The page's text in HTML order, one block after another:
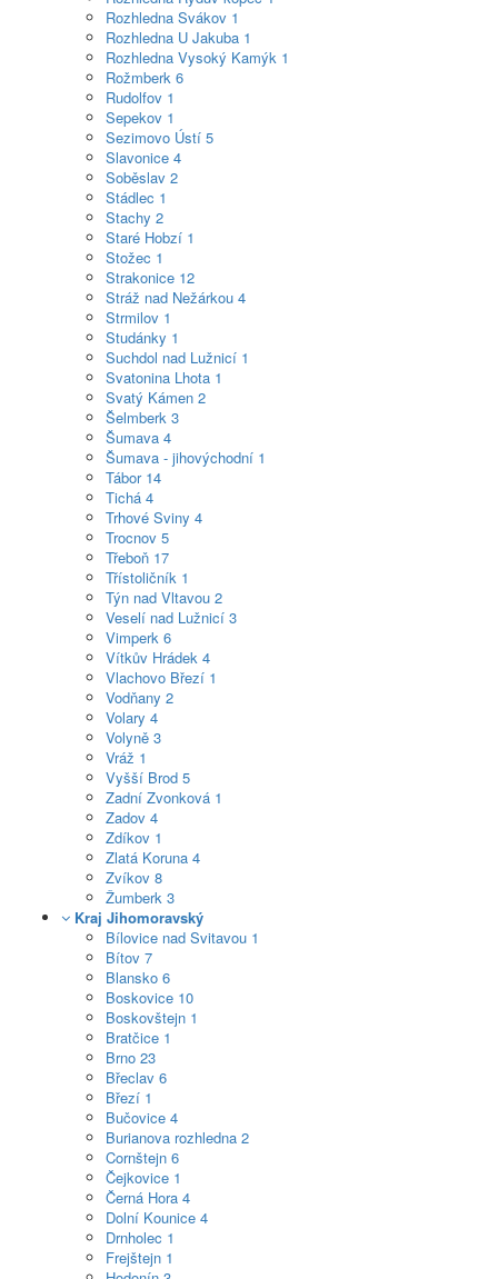
Rozhledna Svákov 1
Rozhledna U Jakuba 1
Rozhledna Vysoký Kamýk 1
Rožmberk 6
Rudolfov 1
Sepekov 1
Sezimovo Ústí 5
Slavonice 4
Soběslav 2
Stádlec 1
Stachy 2
Staré Hobzí 1
Stožec 1
Strakonice 12
Stráž nad Nežárkou 4
Strmilov 1
Studánky 1
Suchdol nad Lužnicí 1
Svatonina Lhota 1
Svatý Kámen 2
Šelmberk 3
Šumava 4
Šumava - jihovýchodní 1
Tábor 14
Tichá 4
Trhové Sviny 4
Trocnov 5
Třeboň 17
Třístoličník 1
Týn nad Vltavou 2
Veselí nad Lužnicí 3
Vimperk 6
Vítkův Hrádek 4
Vlachovo Březí 1
Vodňany 2
Volary 4
Volyně 3
Vráž 1
Vyšší Brod 5
Zadní Zvonková 1
Zadov 4
Zdíkov 1
Zlatá Koruna 4
Zvíkov 8
Žumberk 3
Kraj Jihomoravský
Bílovice nad Svitavou 1
Bítov 7
Blansko 6
Boskovice 10
Boskovštejn 1
Bratčice 1
Brno 23
Břeclav 6
Březí 1
Bučovice 4
Burianova rozhledna 2
Cornštejn 6
Čejkovice 1
Černá Hora 4
Dolní Kounice 4
Drnholec 1
Frejštejn 1